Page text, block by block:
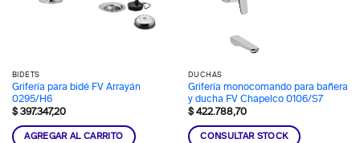
BIDETS
Grifería para bidé FV Arrayán
0295/H6
$397.347,20
AGREGAR AL CARRITO
DUCHAS
Grifería monocomando para bañera
y ducha FV Chapelco 0106/S7
$422.788,70
CONSULTAR STOCK